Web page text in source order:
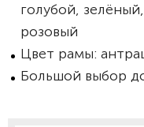
голубой,
розовый
Цвет рамы:
Большой выбор